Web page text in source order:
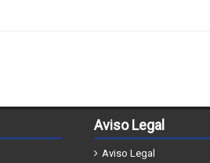
Aviso Legal
Aviso Legal